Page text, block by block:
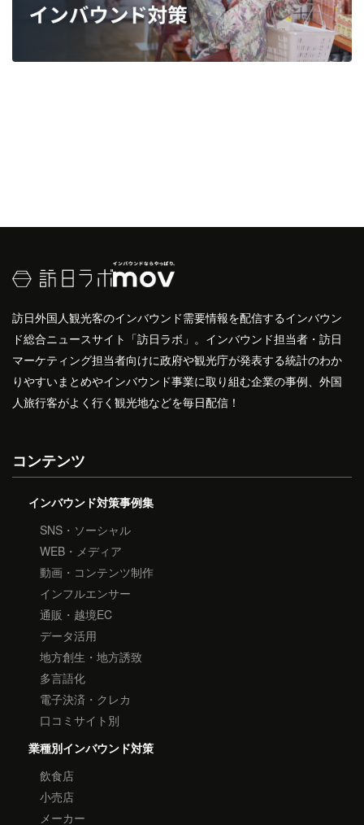
訪日外国人観光客のインバウンド需要情報を配信するインバウン
ド総合ニュースサイト「訪日ラボ」。インバウンド担当者・訪日
マーケティング担当者向けに政府や観光庁が発表する統計のわか
りやすいまとめやインバウンド事業に取り組む企業の事例、外国
人旅行客がよく行く観光地などを毎日配信！
コンテンツ
インバウンド対策事例集
SNS・ソーシャル
WEB・メディア
動画・コンテンツ制作
インフルエンサー
通販・越境EC
データ活用
地方創生・地方誘致
多言語化
電子決済・クレカ
口コミサイト別
業種別インバウンド対策
飲食店
小売店
メーカー